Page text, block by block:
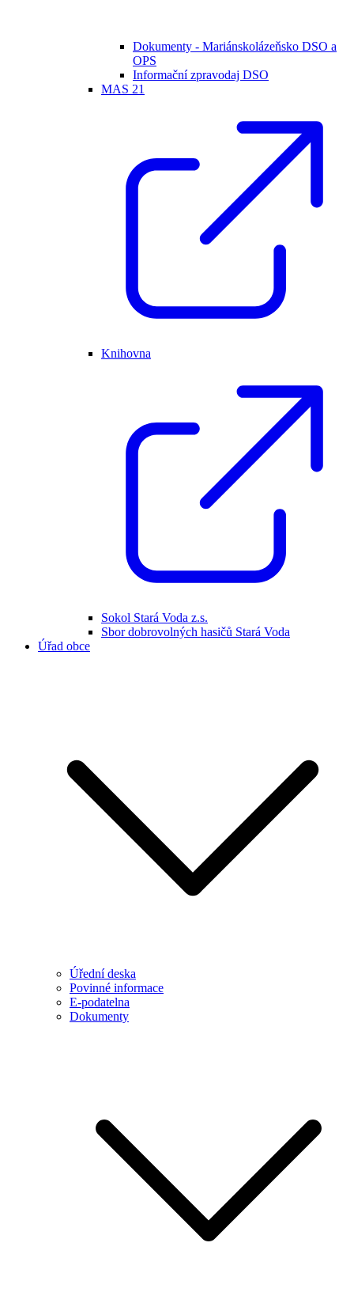
Dokumenty - Mariánskolázeňsko DSO a
OPS
Informační zpravodaj DSO
MAS 21
Knihovna
Sokol Stará Voda z.s.
Sbor dobrovolných hasičů Stará Voda
Úřad obce
Úřední deska
Povinné informace
E-podatelna
Dokumenty